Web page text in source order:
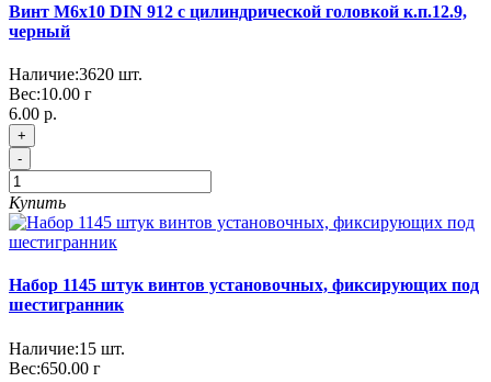
Винт М6x10 DIN 912 с цилиндрической головкой к.п.12.9,
черный
Наличие:3620 шт.
Вес:10.00 г
6.00 р.
+
-
Купить
Набор 1145 штук винтов установочных, фиксирующих под
шестигранник
Наличие:15 шт.
Вес:650.00 г